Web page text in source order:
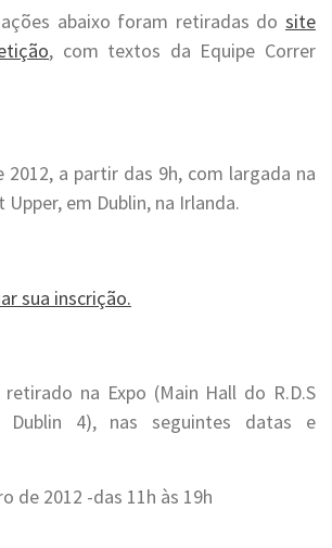
abaixo foram retiradas do site
, com textos da Equipe Correr
2012, a partir das 9h, com largada na
em Dublin, na Irlanda.
sua inscrição.
na Expo (Main Hall do R.D.S
Dublin 4), nas seguintes datas e
de 2012 -das 11h às 19h